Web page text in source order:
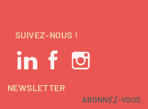
SUIVEZ-NOUS !
NEWSLETTER
ABONNEZ-VOUS.